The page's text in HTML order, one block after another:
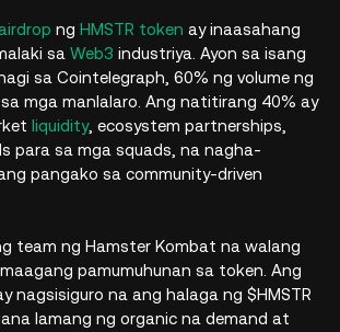
ng HMSTR token ay inaasahang
sa Web3 industriya. Ayon sa isang
sa Cointelegraph, 60% ng volume ng
mga manlalaro. Ang natitirang 40% ay
liquidity, ecosystem partnerships,
para sa mga squads, na nagha-
pangako sa community-driven
team ng Hamster Kombat na walang
pamumuhunan sa token. Ang
nagsisiguro na ang halaga ng $HMSTR
lamang ng organic na demand at